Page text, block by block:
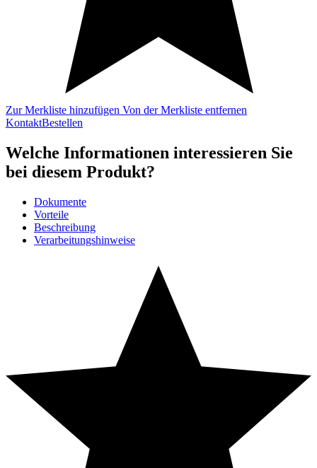
Zur Merkliste hinzufügen Von der Merkliste entfernen
KontaktBestellen
Welche Informationen interessieren Sie
bei diesem Produkt?
Dokumente
Vorteile
Beschreibung
Verarbeitungshinweise